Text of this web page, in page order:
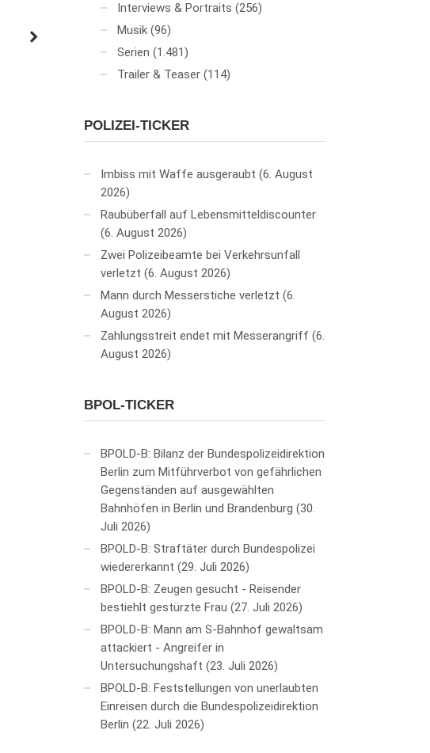
Interviews & Portraits (256)
Musik (96)
Serien (1.481)
Trailer & Teaser (114)
POLIZEI-TICKER
Imbiss mit Waffe ausgeraubt 6. August
2026
Raubüberfall auf Lebensmitteldiscounter
6. August 2026
Zwei Polizeibeamte bei Verkehrsunfall
verletzt 6. August 2026
Mann durch Messerstiche verletzt 6.
August 2026
Zahlungsstreit endet mit Messerangriff 6.
August 2026
BPOL-TICKER
BPOLD-B: Bilanz der Bundespolizeidirektion
Berlin zum Mitführverbot von gefährlichen
Gegenständen auf ausgewählten
Bahnhöfen in Berlin und Brandenburg 30.
Juli 2026
BPOLD-B: Straftäter durch Bundespolizei
wiedererkannt 29. Juli 2026
BPOLD-B: Zeugen gesucht - Reisender
bestiehlt gestürzte Frau 27. Juli 2026
BPOLD-B: Mann am S-Bahnhof gewaltsam
attackiert - Angreifer in
Untersuchungshaft 23. Juli 2026
BPOLD-B: Feststellungen von unerlaubten
Einreisen durch die Bundespolizeidirektion
Berlin 22. Juli 2026